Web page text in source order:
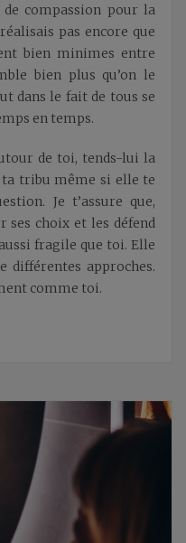
compassion pour la
pas encore que
bien minimes entre
bien plus qu’on le
dans le fait de tous se
en temps.
de toi, tends-lui la
ta tribu même si elle te
Je t’assure que,
ses choix et les défend
fragile que toi. Elle
différentes approches.
comme toi.